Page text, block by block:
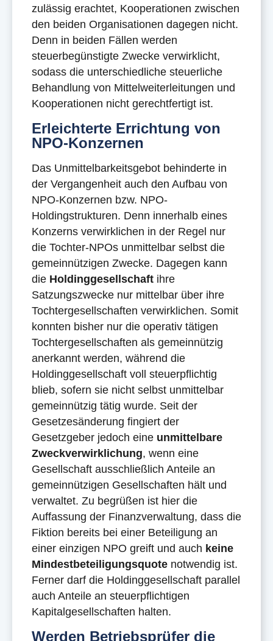
zulässig erachtet, Kooperationen zwischen
den beiden Organisationen dagegen nicht.
Denn in beiden Fällen werden
steuerbegünstigte Zwecke verwirklicht,
sodass die unterschiedliche steuerliche
Behandlung von Mittelweiterleitungen und
Kooperationen nicht gerechtfertigt ist.
Erleichterte Errichtung von
NPO-Konzernen
Das Unmittelbarkeitsgebot behinderte in
der Vergangenheit auch den Aufbau von
NPO-Konzernen bzw. NPO-
Holdingstrukturen. Denn innerhalb eines
Konzerns verwirklichen in der Regel nur
die Tochter-NPOs unmittelbar selbst die
gemeinnützigen Zwecke. Dagegen kann
die Holdinggesellschaft ihre
Satzungszwecke nur mittelbar über ihre
Tochtergesellschaften verwirklichen. Somit
konnten bisher nur die operativ tätigen
Tochtergesellschaften als gemeinnützig
anerkannt werden, während die
Holdinggesellschaft voll steuerpflichtig
blieb, sofern sie nicht selbst unmittelbar
gemeinnützig tätig wurde. Seit der
Gesetzesänderung fingiert der
Gesetzgeber jedoch eine unmittelbare
Zweckverwirklichung, wenn eine
Gesellschaft ausschließlich Anteile an
gemeinnützigen Gesellschaften hält und
verwaltet. Zu begrüßen ist hier die
Auffassung der Finanzverwaltung, dass die
Fiktion bereits bei einer Beteiligung an
einer einzigen NPO greift und auch keine
Mindestbeteiligungsquote notwendig ist.
Ferner darf die Holdinggesellschaft parallel
auch Anteile an steuerpflichtigen
Kapitalgesellschaften halten.
Werden Betriebsprüfer die